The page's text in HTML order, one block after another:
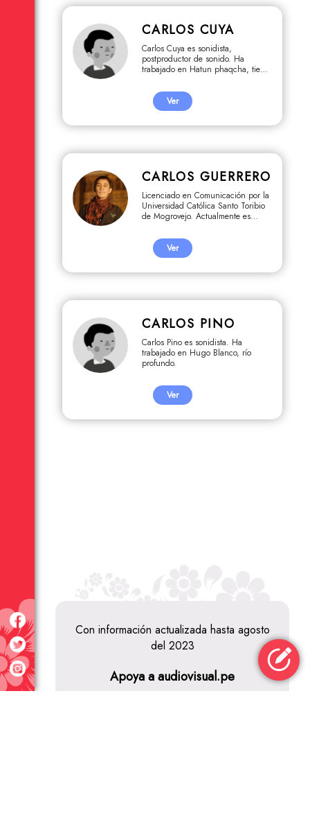
CARLOS CUYA
Carlos Cuya es sonidista,
postproductor de sonido. Ha
trabajado en Hatun phaqcha, tierra
Ver
CARLOS GUERRERO
Licenciado en Comunicación por la
Universidad Católica Santo Toribio
de Mogrovejo. Actualmente es
su productora Cinema Cero.
Ver
CARLOS PINO
Carlos Pino es sonidista. Ha
trabajado en Hugo Blanco, río
profundo.
Ver
Con información actualizada hasta agosto
del 2023
Apoya a audiovisual.pe